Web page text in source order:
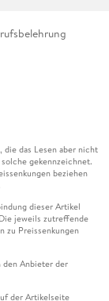
das Lesen aber nicht
gekennzeichnet.
beziehen
dieser Artikel
jeweils zutreffende
zu Preissenkungen
den Anbieter der
der Artikelseite